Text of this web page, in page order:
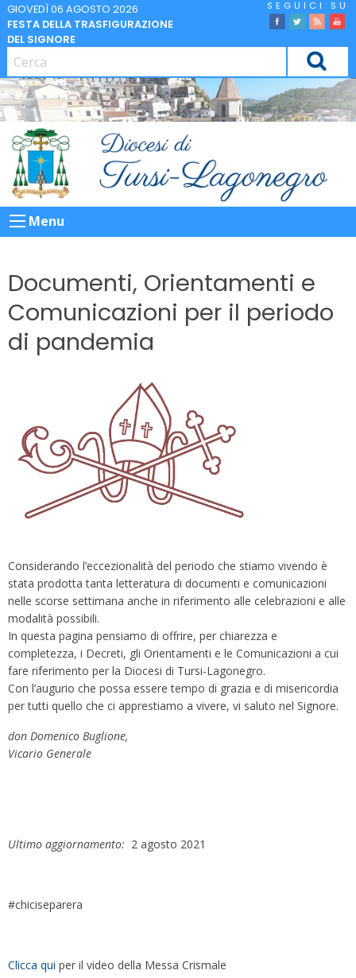
Skip
to
content
GIOVEDÌ 06 AGOSTO 2026
FESTA DELLA TRASFIGURAZIONE
DEL SIGNORE
facebook
Twitter
Feed
CERCA
Menu
Documenti, Orientamenti e
Comunicazioni per il periodo
di pandemia
Considerando l’eccezionalità del periodo che stiamo vivendo è
stata prodotta tanta letteratura di documenti e comunicazioni
nelle scorse settimana anche in riferimento alle celebrazioni e alle
modalità possibili.
In questa pagina pensiamo di offrire, per chiarezza e
completezza, i Decreti, gli Orientamenti e le Comunicazioni a cui
fare riferimento per la Diocesi di Tursi-Lagonegro.
Con l’augurio che possa essere tempo di grazia e di misericordia
per tutti quello che ci apprestiamo a vivere, vi saluto nel Signore.
don Domenico Buglione,
Vicario Generale
Ultimo aggiornamento: 2 agosto 2021
#chiciseparera
Clicca qui per il video della Messa Crismale